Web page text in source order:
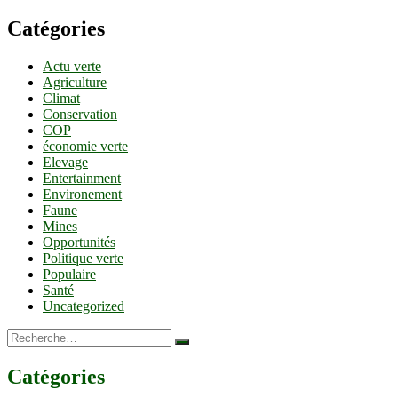
Catégories
Actu verte
Agriculture
Climat
Conservation
COP
économie verte
Elevage
Entertainment
Environement
Faune
Mines
Opportunités
Politique verte
Populaire
Santé
Uncategorized
Recherche…
Catégories